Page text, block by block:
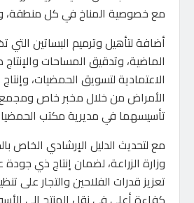
مع خصوصية المناخ في كل منطقة،
أضافة لتأهيل وترميم البساتين التي
الماضية، وتدقيق المساحات
الاعتمادية لتسويق الحمضيات،
الأمراض من خلال مخبر خاص
تأسيسهما في مديرية مكتب
مع لتحديث الدليل الإرشادي الخاص
وزارة الزراعة، لضمان إنتاج ذي جودة
تعزيز قدرات الفلاحين والتجار على